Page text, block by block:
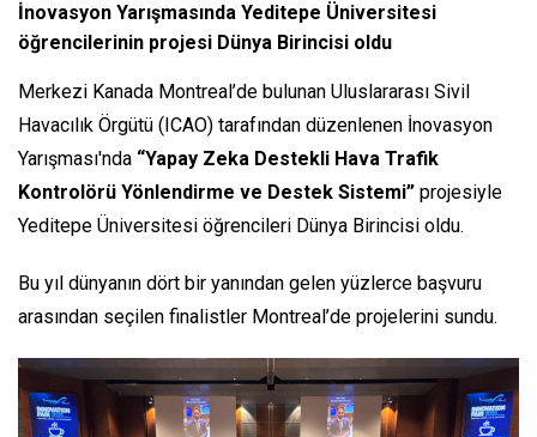
İnovasyon Yarışmasında Yeditepe Üniversitesi
öğrencilerinin projesi Dünya Birincisi oldu
Merkezi Kanada Montreal’de bulunan Uluslararası Sivil
Havacılık Örgütü (ICAO) tarafından düzenlenen İnovasyon
Yarışması'nda “Yapay Zeka Destekli Hava Trafik
Kontrolörü Yönlendirme ve Destek Sistemi” projesiyle
Yeditepe Üniversitesi öğrencileri Dünya Birincisi oldu.
Bu yıl dünyanın dört bir yanından gelen yüzlerce başvuru
arasından seçilen finalistler Montreal’de projelerini sundu.